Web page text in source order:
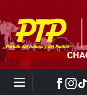
to
content